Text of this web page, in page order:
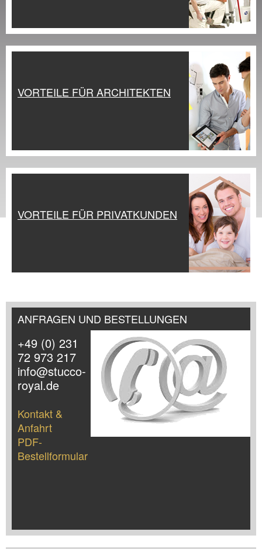
VORTEILE FÜR ARCHITEKTEN
VORTEILE FÜR PRIVATKUNDEN
ANFRAGEN UND BESTELLUNGEN
+49 (0) 231
72 973 217
info@stucco-
royal.de
Kontakt &
Anfahrt
PDF-
Bestellformular